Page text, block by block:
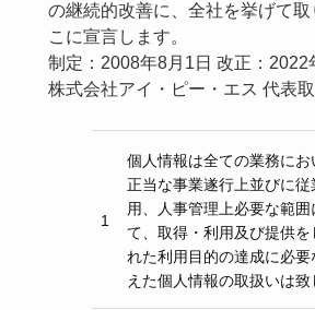
の継続的改善に、全社を挙げて取
こに宣言します。
制定：2008年8月1日 改正：2022
株式会社アイ・ピー・エス 代表
1
個人情報は全ての業務にお
正当な事業遂行上並びに従
用、人事管理上必要な範囲
て、取得・利用及び提供を
れた利用目的の達成に必要
えた個人情報の取扱いは致